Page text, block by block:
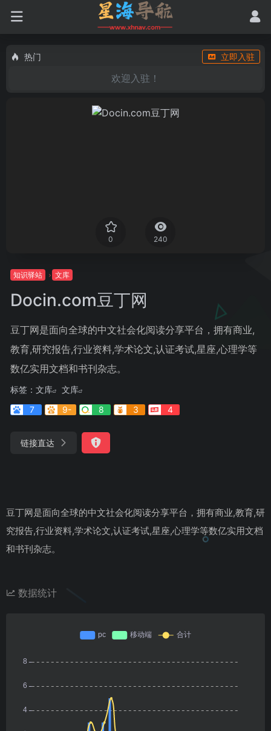
热门 立即入驻
欢迎入驻！
0 240
知识驿站 文库
Docin.com豆丁网
豆丁网是面向全球的中文社会化阅读分享平台，拥有商业,
教育,研究报告,行业资料,学术论文,认证考试,星座,心理学等
数亿实用文档和书刊杂志。
标签： 文库
文库
7
9- 8 3 4
链接直达
豆丁网是面向全球的中文社会化阅读分享平台，拥有商业,教育,研
究报告,行业资料,学术论文,认证考试,星座,心理学等数亿实用文档
和书刊杂志。
数据统计